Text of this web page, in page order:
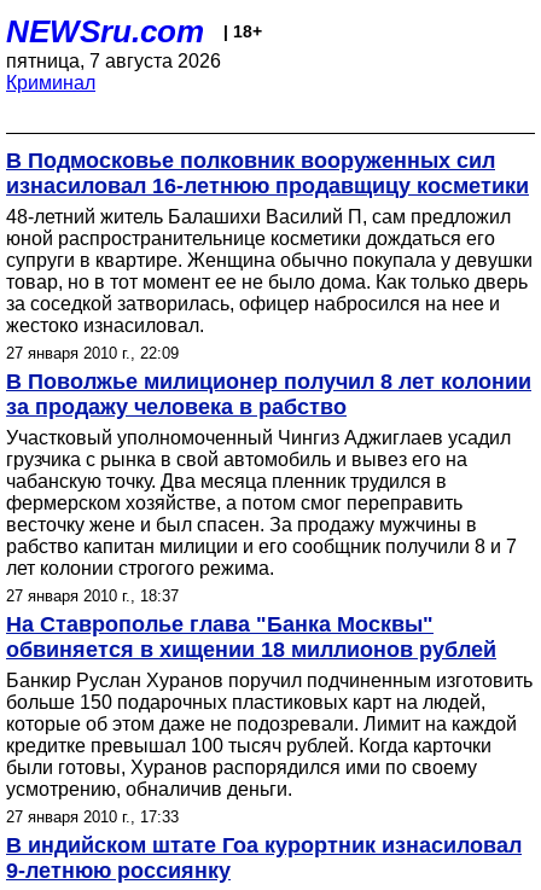
NEWSru.com | 18+
пятница, 7 августа 2026
Криминал
В Подмосковье полковник вооруженных сил
изнасиловал 16-летнюю продавщицу косметики
48-летний житель Балашихи Василий П, сам предложил
юной распространительнице косметики дождаться его
супруги в квартире. Женщина обычно покупала у девушки
товар, но в тот момент ее не было дома. Как только дверь
за соседкой затворилась, офицер набросился на нее и
жестоко изнасиловал.
27 января 2010 г., 22:09
В Поволжье милиционер получил 8 лет колонии
за продажу человека в рабство
Участковый уполномоченный Чингиз Аджиглаев усадил
грузчика с рынка в свой автомобиль и вывез его на
чабанскую точку. Два месяца пленник трудился в
фермерском хозяйстве, а потом смог переправить
весточку жене и был спасен. За продажу мужчины в
рабство капитан милиции и его сообщник получили 8 и 7
лет колонии строгого режима.
27 января 2010 г., 18:37
На Ставрополье глава "Банка Москвы"
обвиняется в хищении 18 миллионов рублей
Банкир Руслан Хуранов поручил подчиненным изготовить
больше 150 подарочных пластиковых карт на людей,
которые об этом даже не подозревали. Лимит на каждой
кредитке превышал 100 тысяч рублей. Когда карточки
были готовы, Хуранов распорядился ими по своему
усмотрению, обналичив деньги.
27 января 2010 г., 17:33
В индийском штате Гоа курортник изнасиловал
9-летнюю россиянку